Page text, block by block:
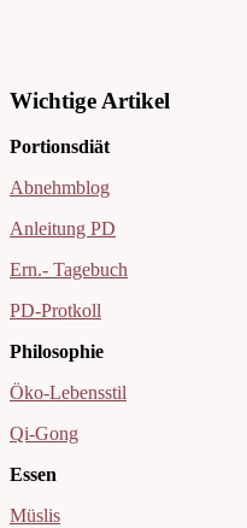
Wichtige Artikel
Portionsdiät
Abnehmblog
Anleitung PD
Ern.- Tagebuch
PD-Protkoll
Philosophie
Öko-Lebensstil
Qi-Gong
Essen
Müslis